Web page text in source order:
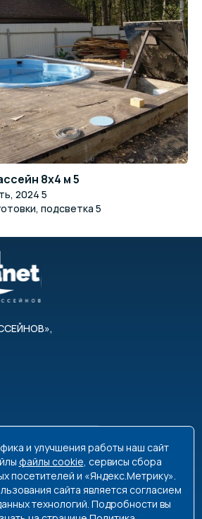
8x4 м 5
2024 5
подсветка 5
,
8 800 350-99-08
Мира, д. 61
и улучшения работы наш сайт
файлы cookie, сервисы сбора
посетителей и «Яндекс.Метрику».
сайта является согласием
технологий. Подробности вы